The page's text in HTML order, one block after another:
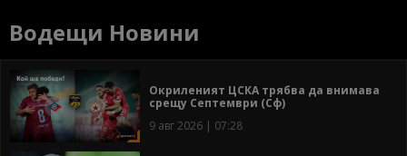
Водещи Новини
Окриленият ЦСКА трябва да внимава
срещу Септември (Сф)
9 авг 2026 | 07:28